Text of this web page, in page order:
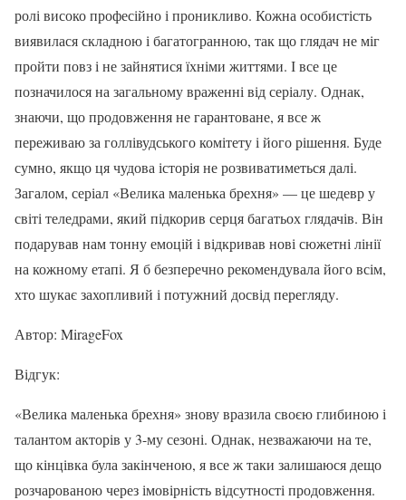
ролі високо професійно і проникливо. Кожна особистість
виявилася складною і багатогранною, так що глядач не міг
пройти повз і не зайнятися їхніми життями. І все це
позначилося на загальному враженні від серіалу. Однак,
знаючи, що продовження не гарантоване, я все ж
переживаю за голлівудського комітету і його рішення. Буде
сумно, якщо ця чудова історія не розвиватиметься далі.
Загалом, серіал «Велика маленька брехня» — це шедевр у
світі теледрами, який підкорив серця багатьох глядачів. Він
подарував нам тонну емоцій і відкривав нові сюжетні лінії
на кожному етапі. Я б безперечно рекомендувала його всім,
хто шукає захопливий і потужний досвід перегляду.
Автор: MirageFox
Відгук:
«Велика маленька брехня» знову вразила своєю глибиною і
талантом акторів у 3-му сезоні. Однак, незважаючи на те,
що кінцівка була закінченою, я все ж таки залишаюся дещо
розчарованою через імовірність відсутності продовження.